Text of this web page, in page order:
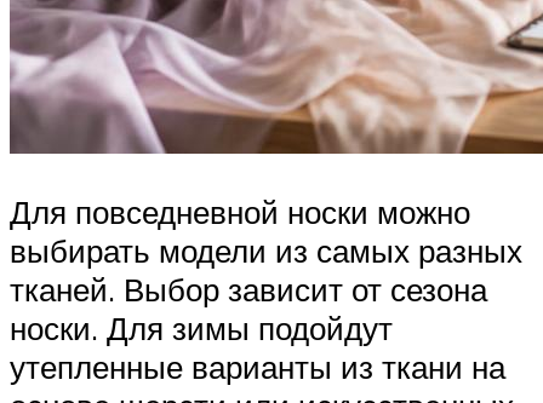
Для повседневной носки можно
выбирать модели из самых разных
тканей. Выбор зависит от сезона
носки. Для зимы подойдут
утепленные варианты из ткани на